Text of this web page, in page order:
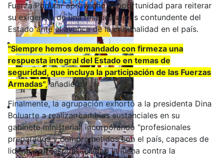
Fuerza Popular aprovechó la oportunidad para reiterar
su exigencia de una respuesta más contundente del
Estado ante el avance de la criminalidad en el país.
"Siempre hemos demandado con firmeza una
respuesta integral del Estado en temas de
seguridad, que incluya la participación de las Fuerzas
Armadas",añadieron.
Finalmente, la agrupación exhortó a la presidenta Dina
Boluarte a realizar cambios sustanciales en su
gabinete ministerial, incorporando "profesionales
preparados y comprometidos con el país, capaces de
liderar con responsabilidad la lucha contra la